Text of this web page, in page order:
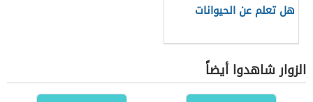
هل تعلم عن الحيوانات
الزوار شاهدوا أيضاً